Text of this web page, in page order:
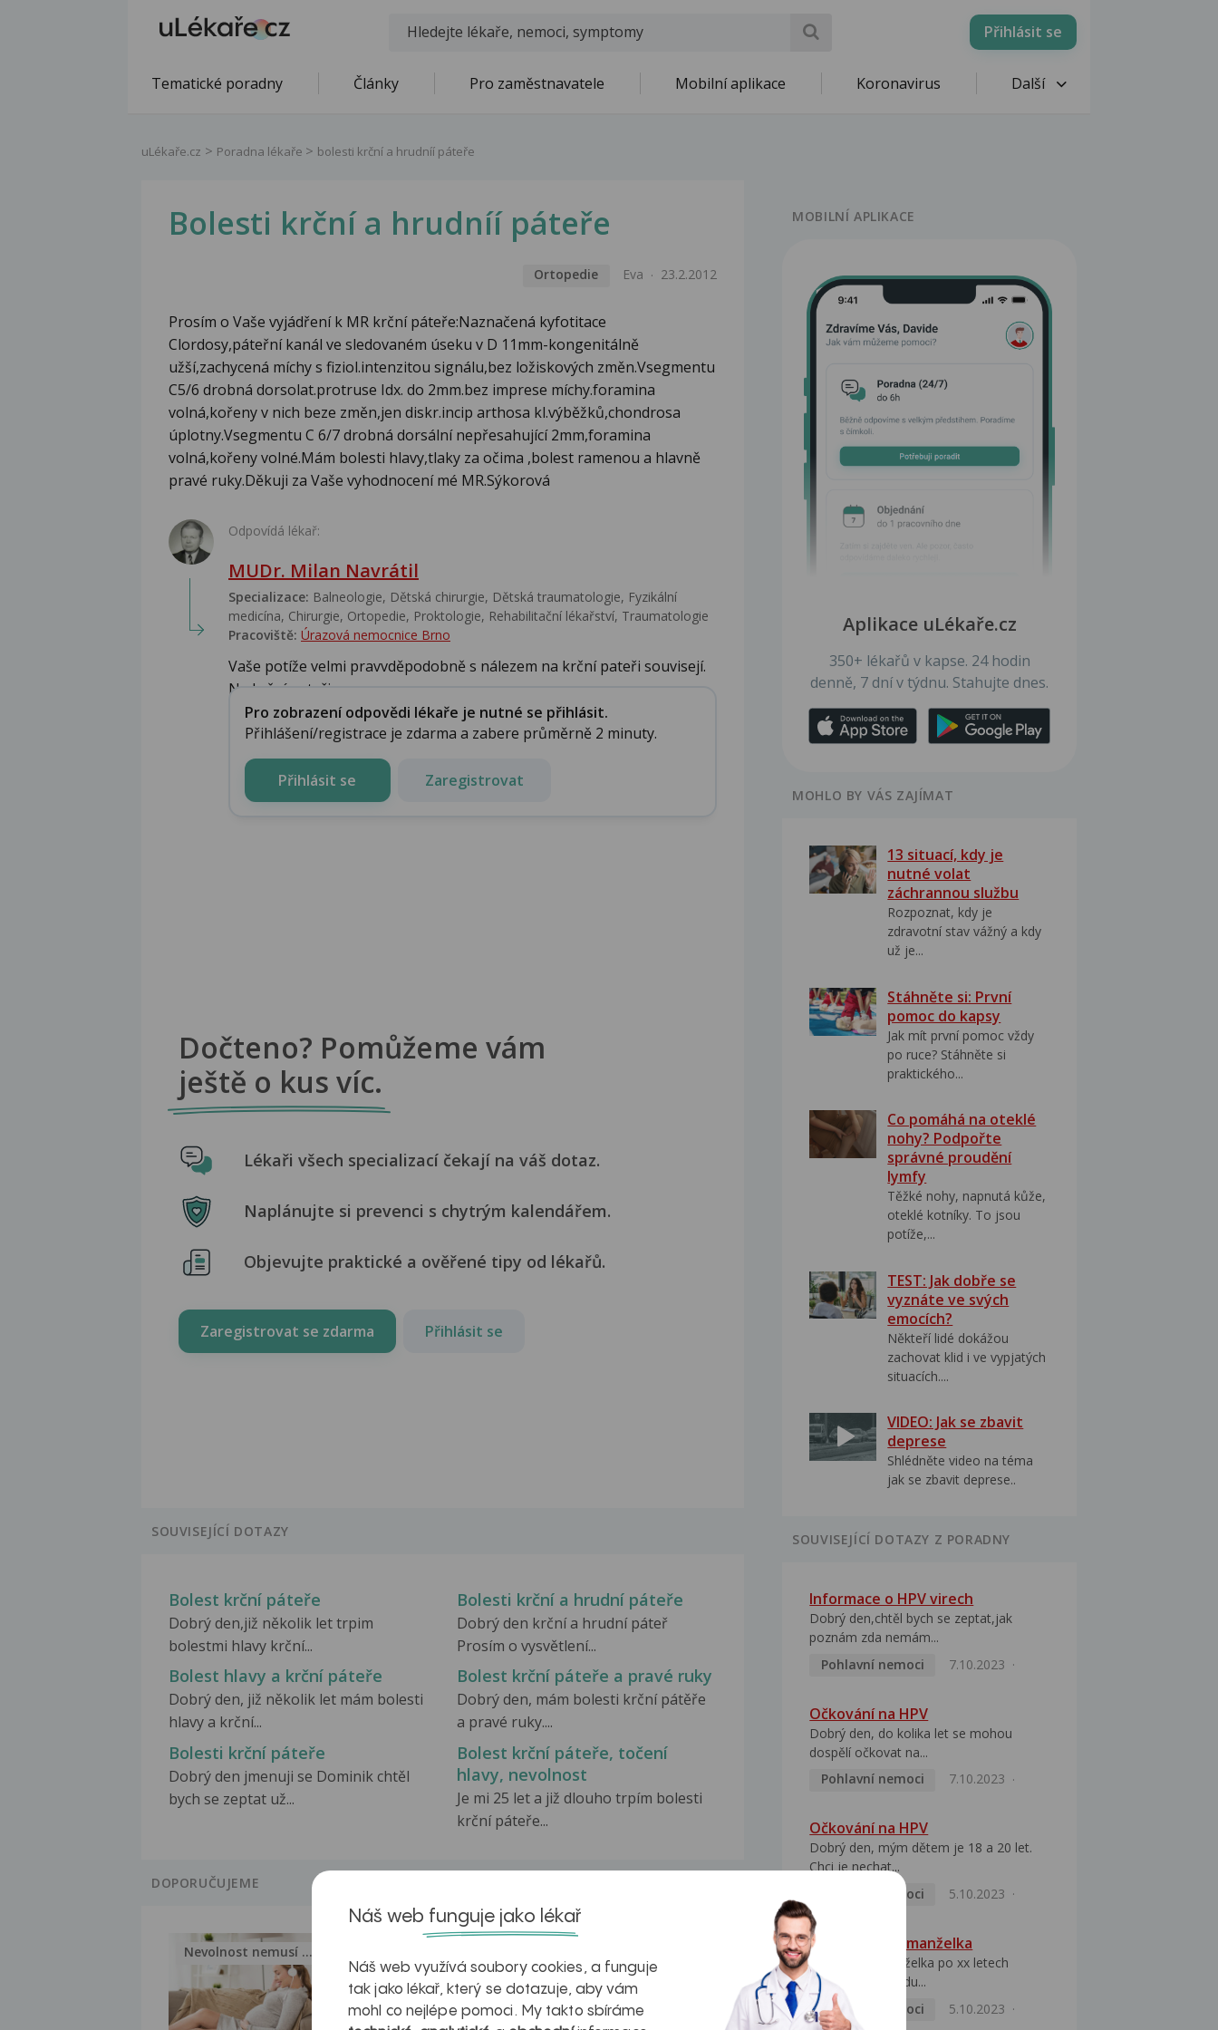
Přihlásit se
Tematické poradny Články Pro zaměstnavatele Mobilní aplikace Koronavirus Další
uLékaře.cz Poradna lékaře bolesti krční a hrudníí páteře
Bolesti krční a hrudníí páteře
Ortopedie Eva 23.2.2012
Prosím o Vaše vyjádření k MR krční páteře:Naznačená kyfotitace
Clordosy,páteřní kanál ve sledovaném úseku v D 11mm-kongenitálně
užší,zachycená míchy s fiziol.intenzitou signálu,bez ložiskových změn.Vsegmentu
C5/6 drobná dorsolat.protruse Idx. do 2mm.bez imprese míchy.foramina
volná,kořeny v nich beze změn,jen diskr.incip arthosa kl.výběžků,chondrosa
úplotny.Vsegmentu C 6/7 drobná dorsální nepřesahující 2mm,foramina
volná,kořeny volné.Mám bolesti hlavy,tlaky za očima ,bolest ramenou a hlavně
pravé ruky.Děkuji za Vaše vyhodnocení mé MR.Sýkorová
Odpovídá lékař:
MUDr. Milan Navrátil
Specializace: Balneologie, Dětská chirurgie, Dětská traumatologie, Fyzikální
medicína, Chirurgie, Ortopedie, Proktologie, Rehabilitační lékařství‎, Traumatologie
Pracoviště: Úrazová nemocnice Brno
Vaše potíže velmi pravvděpodobně s nálezem na krční pateři souvisejí.
Na krční pateři ...
Pro zobrazení odpovědi lékaře je nutné se přihlásit.
Přihlášení/registrace je zdarma a zabere průměrně 2 minuty.
Přihlásit se Zaregistrovat
Dočteno? Pomůžeme vám
ještě o kus víc.
Lékaři všech specializací čekají na váš dotaz.
Naplánujte si prevenci s chytrým kalendářem.
Objevujte praktické a ověřené tipy od lékařů.
Zaregistrovat se zdarma Přihlásit se
SOUVISEJÍCÍ DOTAZY
Bolest krční páteře
Dobrý den,již několik let trpim
bolestmi hlavy krční...
Bolesti krční a hrudní páteře
Dobrý den krční a hrudní páteř
Prosím o vysvětlení...
Bolest hlavy a krční páteře
Dobrý den, již několik let mám bolesti
hlavy a krční...
Bolest krční páteře a pravé ruky
Dobrý den, mám bolesti krční pátěře
a pravé ruky....
Bolesti krční páteře
Dobrý den jmenuji se Dominik chtěl
bych se zeptat už...
Bolest krční páteře, točení
hlavy, nevolnost
Je mi 25 let a již dlouho trpím bolesti
krční páteře...
DOPORUČUJEME
Nevolnost nemusí být nutnou...
MOBILNÍ APLIKACE
Aplikace uLékaře.cz
350+ lékařů v kapse. 24 hodin
denně, 7 dní v týdnu. Stahujte dnes.
MOHLO BY VÁS ZAJÍMAT
13 situací, kdy je
nutné volat
záchrannou službu
Rozpoznat, kdy je
zdravotní stav vážný a kdy
už je...
Stáhněte si: První
pomoc do kapsy
Jak mít první pomoc vždy
po ruce? Stáhněte si
praktického...
Co pomáhá na oteklé
nohy? Podpořte
správné proudění
lymfy
Těžké nohy, napnutá kůže,
oteklé kotníky. To jsou
potíže,...
TEST: Jak dobře se
vyznáte ve svých
emocích?
Někteří lidé dokážou
zachovat klid i ve vypjatých
situacích....
VIDEO: Jak se zbavit
deprese
Shlédněte video na téma
jak se zbavit deprese..
SOUVISEJÍCÍ DOTAZY Z PORADNY
Informace o HPV virech
Dobrý den,chtěl bych se zeptat,jak
poznám zda nemám...
Pohlavní nemoci
7.10.2023
Očkování na HPV
Dobrý den, do kolika let se mohou
dospělí očkovat na...
Pohlavní nemoci
7.10.2023
Očkování na HPV
Dobrý den, mým dětem je 18 a 20 let.
Chci je nechat...
Pohlavní nemoci
5.10.2023
HPV pozitivní manželka
Dobrý den, manželka po xx letech
přivezla z Východu...
Pohlavní nemoci
5.10.2023
Náš web funguje jako lékař
Náš web využívá soubory cookies, a funguje
tak jako lékař, který se dotazuje, aby vám
mohl co nejlépe pomoci. My takto sbíráme